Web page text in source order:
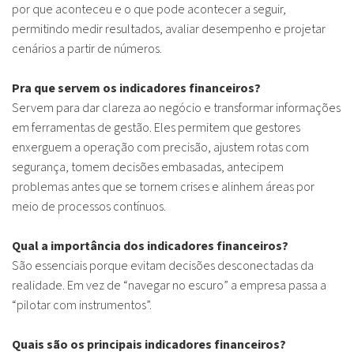
por que aconteceu e o que pode acontecer a seguir,
permitindo medir resultados, avaliar desempenho e projetar
cenários a partir de números.
Pra que servem os indicadores financeiros?
Servem para dar clareza ao negócio e transformar informações
em ferramentas de gestão. Eles permitem que gestores
enxerguem a operação com precisão, ajustem rotas com
segurança, tomem decisões embasadas, antecipem
problemas antes que se tornem crises e alinhem áreas por
meio de processos contínuos.
Qual a importância dos indicadores financeiros?
São essenciais porque evitam decisões desconectadas da
realidade. Em vez de “navegar no escuro” a empresa passa a
“pilotar com instrumentos”.
Quais são os principais indicadores financeiros?